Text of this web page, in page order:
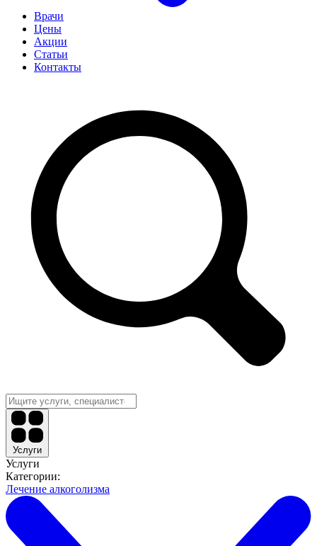
Врачи
Цены
Акции
Статьи
Контакты
Услуги
Услуги
Категории:
Лечение алкоголизма